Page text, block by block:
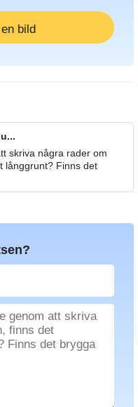
bild
skriva några rader om
långgrunt? Finns det